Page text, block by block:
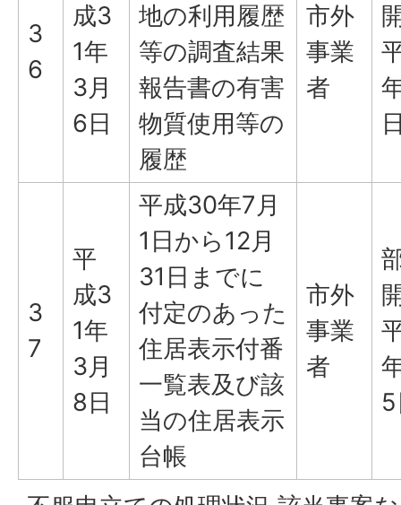
3
6
成3
1年
3月
6日
地の利用履歴
等の調査結果
報告書の有害
物質使用等の
履歴
市外
事業
者
3
7
平
成3
1年
3月
8日
平成30年7月
1日から12月
31日までに
付定のあった
住居表示付番
一覧表及び該
当の住居表示
台帳
市外
事業
者